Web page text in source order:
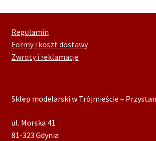
Regulamin
Formy i koszt dostawy
Zwroty i reklamacje
Sklep modelarski w Trójmieście –
ul. Morska 41
81-323 Gdynia